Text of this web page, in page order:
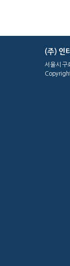
(주) 인
서울시